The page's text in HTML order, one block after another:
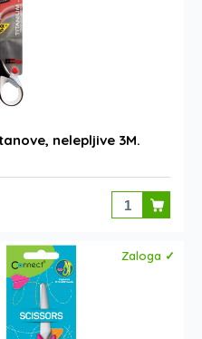
nelepljive 3M.
Zaloga ✓